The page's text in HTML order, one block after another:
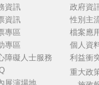
資訊
資訊
專區
專區
障礙人士服務
展演場地
政府資
性別主
檔案應
個人資
利益衝
重大政